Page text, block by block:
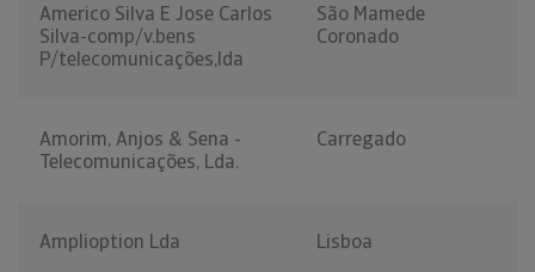
Americo Silva E Jose Carlos
Silva-comp/v.bens
P/telecomunicações,lda
São Mamede
Coronado
Amorim, Anjos & Sena -
Telecomunicações, Lda.
Carregado
Amplioption Lda Lisboa